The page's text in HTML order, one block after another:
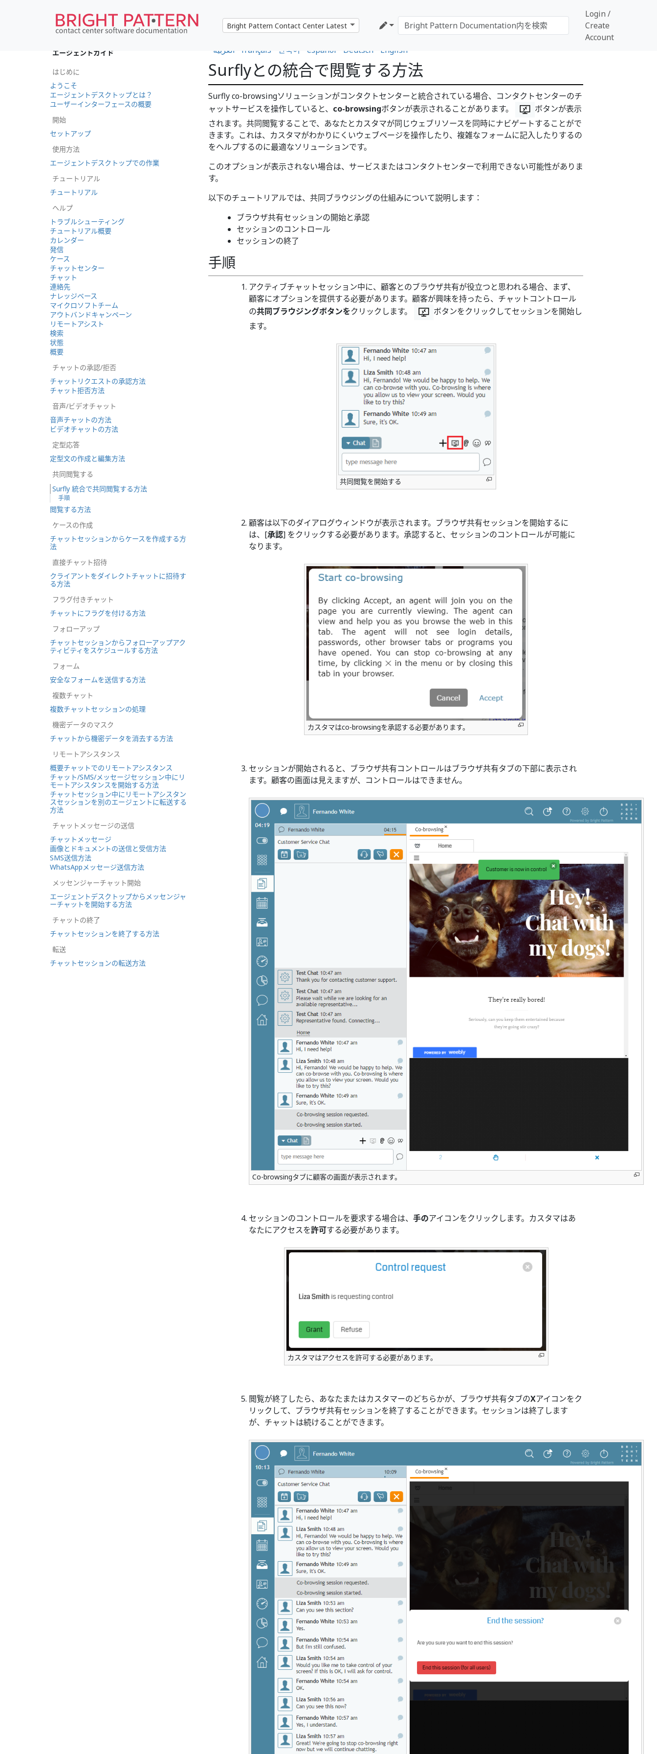
Login /
Create
Account
العربية français 한국어 español Deutsch English
Surflyとの統合で閲覧する方法
Surfly co-browsingソリューションがコンタクトセンターと統合されている場合、コンタクトセンターのチ
ャットサービスを操作していると、 co-browsingボタンが表示されることがあります。
ボタンが表示
されます。共同閲覧することで、あなたとカスタマが同じウェブリソースを同時にナビゲートすることがで
きます。これは、カスタマがわかりにくいウェブページを操作したり、複雑なフォームに記入したりするの
をヘルプするのに最適なソリューションです。
このオプションが表示されない場合は、サービスまたはコンタクトセンターで利用できない可能性がありま
す。
以下のチュートリアルでは、共同ブラウジングの仕組みについて説明します：
ブラウザ共有セッションの開始と承認
セッションのコントロール
セッションの終了
手順
アクティブチャットセッション中に、顧客とのブラウザ共有が役立つと思われる場合、まず、
顧客にオプションを提供する必要があります。顧客が興味を持ったら、チャットコントロール
の共同ブラウジングボタンをクリックします。
ボタンをクリックしてセッションを開始し
ます。
共同閲覧を開始する
顧客は以下のダイアログウィンドウが表示されます。ブラウザ共有セッションを開始するに
は、[承認] をクリックする必要があります。承認すると、セッションのコントロールが可能に
なります。
カスタマはco-browsingを承認する必要があります。
セッションが開始されると、ブラウザ共有コントロールはブラウザ共有タブの下部に表示され
ます。顧客の画面は見えますが、コントロールはできません。
Co-browsingタブに顧客の画面が表示されます。
セッションのコントロールを要求する場合は、手のアイコンをクリックします。カスタマはあ
なたにアクセスを許可する必要があります。
カスタマはアクセスを許可する必要があります。
閲覧が終了したら、あなたまたはカスタマーのどちらかが、ブラウザ共有タブのXアイコンをク
リックして、ブラウザ共有セッションを終了することができます。セッションは終了します
が、チャットは続けることができます。
エージェントガイド
はじめに
ようこそ
エージェントデスクトップとは？
ユーザーインターフェースの概要
開始
セットアップ
使用方法
エージェントデスクトップでの作業
チュートリアル
チュートリアル
ヘルプ
トラブルシューティング
チュートリアル概要
カレンダー
発信
ケース
チャットセンター
チャット
連絡先
ナレッジベース
マイクロソフトチーム
アウトバンドキャンペーン
リモートアシスト
検索
状態
概要
チャットの承認/拒否
チャットリクエストの承認方法
チャット拒否方法
音声/ビデオチャット
音声チャットの方法
ビデオチャットの方法
定型応答
定型文の作成と編集方法
共同閲覧する
Surfly 統合で共同閲覧する方法
手順
閲覧する方法
ケースの作成
チャットセッションからケースを作成する方
法
直接チャット招待
クライアントをダイレクトチャットに招待す
る方法
フラグ付きチャット
チャットにフラグを付ける方法
フォローアップ
チャットセッションからフォローアップアク
ティビティをスケジュールする方法
フォーム
安全なフォームを送信する方法
複数チャット
複数チャットセッションの処理
機密データのマスク
チャットから機密データを消去する方法
リモートアシスタンス
概要チャットでのリモートアシスタンス
チャット/SMS/メッセージセッション中にリ
モートアシスタンスを開始する方法
チャットセッション中にリモートアシスタン
スセッションを別のエージェントに転送する
方法
チャットメッセージの送信
チャットメッセージ
画像とドキュメントの送信と受信方法
SMS送信方法
WhatsAppメッセージ送信方法
メッセンジャーチャット開始
エージェントデスクトップからメッセンジャ
ーチャットを開始する方法
チャットの終了
チャットセッションを終了する方法
転送
チャットセッションの転送方法